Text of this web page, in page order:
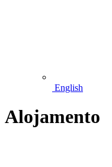
English
Alojamento